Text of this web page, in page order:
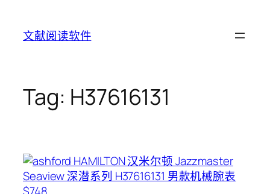
content
文献阅读软件
Tag: H37616131